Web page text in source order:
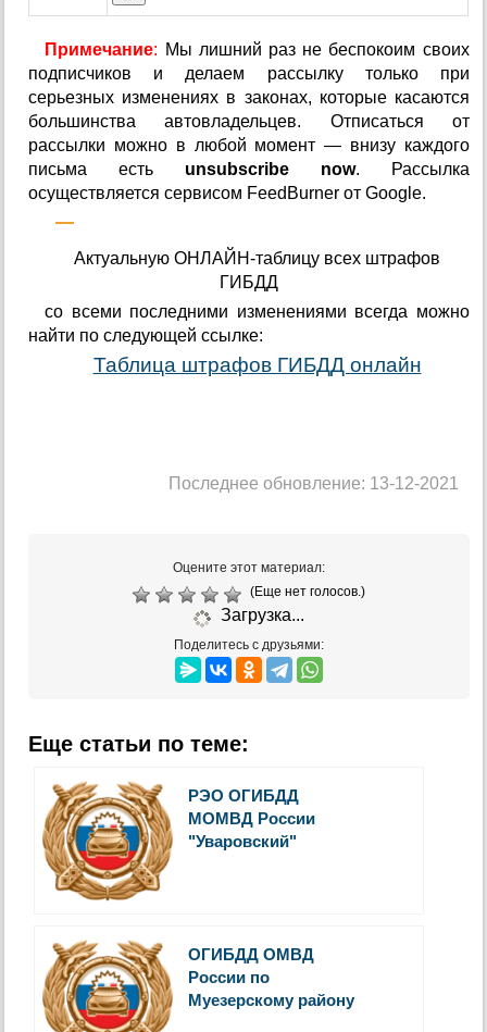
Примечание: Мы лишний раз не беспокоим своих
подписчиков и делаем рассылку только при
серьезных изменениях в законах, которые касаются
большинства автовладельцев. Отписаться от
рассылки можно в любой момент — внизу каждого
письма есть unsubscribe now. Рассылка
осуществляется сервисом FeedBurner от Google.
Актуальную ОНЛАЙН-таблицу всех штрафов
ГИБДД
со всеми последними изменениями всегда можно
найти по следующей ссылке:
Таблица штрафов ГИБДД онлайн
Последнее обновление: 13-12-2021
Оцените этот материал:
(Еще нет голосов.)
Загрузка...
Поделитесь с друзьями:
Еще статьи по теме:
РЭО ОГИБДД
МОМВД России
"Уваровский"
ОГИБДД ОМВД
России по
Муезерскому району